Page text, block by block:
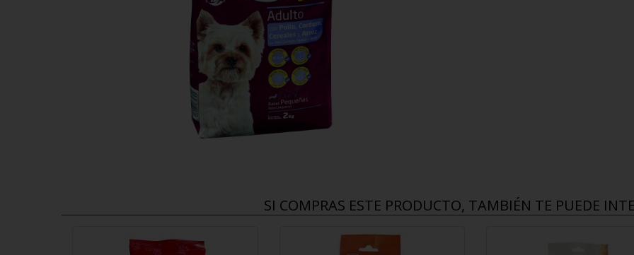
SI COMPRAS ESTE PRODUCTO, TAMBIÉN TE PUEDE